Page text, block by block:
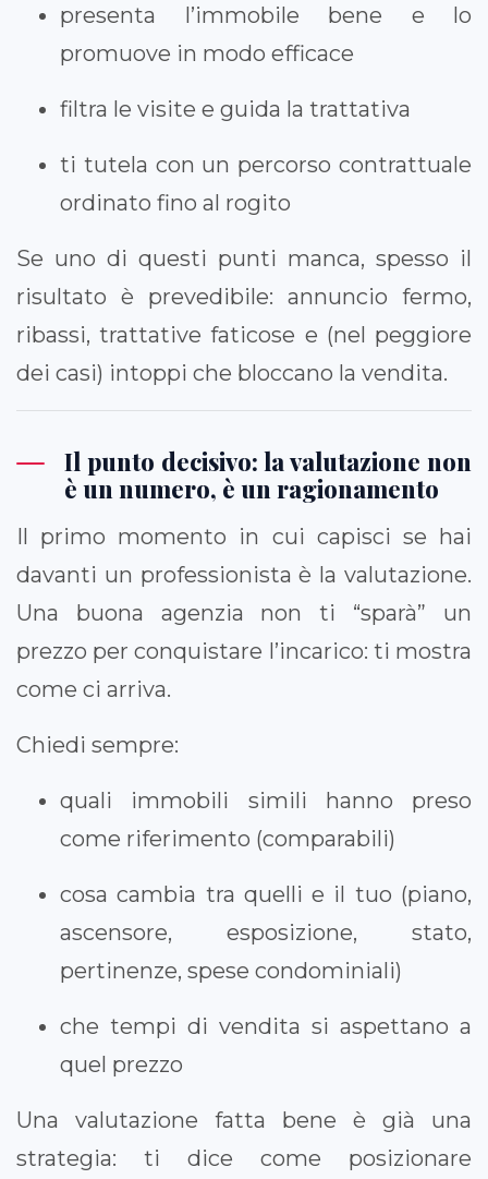
presenta l’immobile bene e lo
promuove in modo efficace
filtra le visite e guida la trattativa
ti tutela con un percorso contrattuale
ordinato fino al rogito
Se uno di questi punti manca, spesso il
risultato è prevedibile: annuncio fermo,
ribassi, trattative faticose e (nel peggiore
dei casi) intoppi che bloccano la vendita.
Il punto decisivo: la valutazione non
è un numero, è un ragionamento
Il primo momento in cui capisci se hai
davanti un professionista è la valutazione.
Una buona agenzia non ti “sparà” un
prezzo per conquistare l’incarico: ti mostra
come ci arriva.
Chiedi sempre:
quali immobili simili hanno preso
come riferimento (comparabili)
cosa cambia tra quelli e il tuo (piano,
ascensore, esposizione, stato,
pertinenze, spese condominiali)
che tempi di vendita si aspettano a
quel prezzo
Una valutazione fatta bene è già una
strategia: ti dice come posizionare